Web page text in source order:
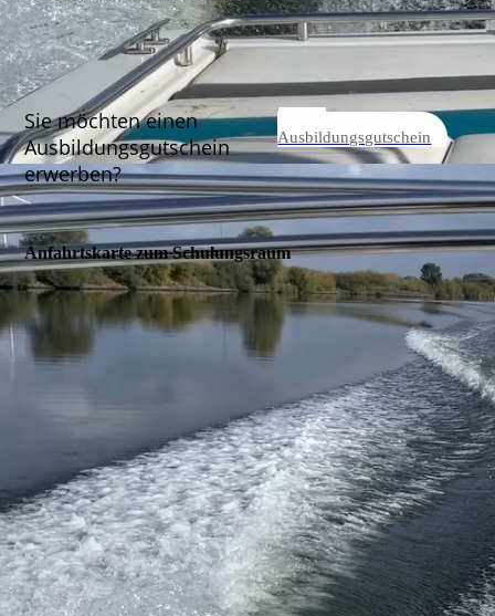
Sie möchten einen
Ausbildungsgutschein
erwerben?
Zum
Ausbildungsgutschein
Anfahrtskarte zum Schulungsraum